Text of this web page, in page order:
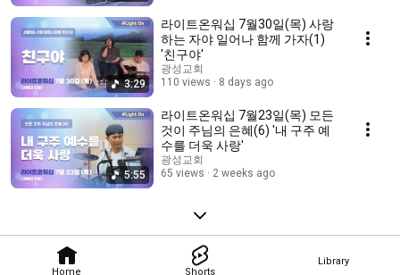
Home Shorts
Library
3:29
라이트온워십 7월30일(목) 사랑
하는 자야 일어나 함께 가자(1)
'친구야'
광성교회
110 views
8 days ago
5:55
라이트온워십 7월23일(목) 모든
것이 주님의 은혜(6) '내 구주 예
수를 더욱 사랑'
광성교회
65 views
2 weeks ago